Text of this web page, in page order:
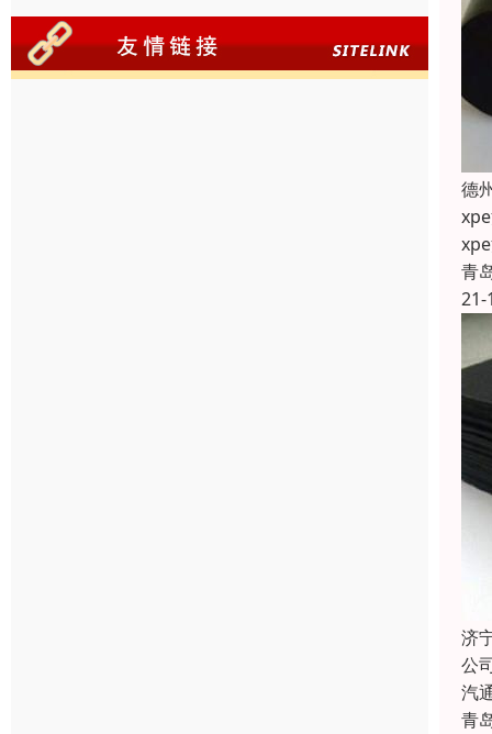
德
青
21-
济
公
汽
青